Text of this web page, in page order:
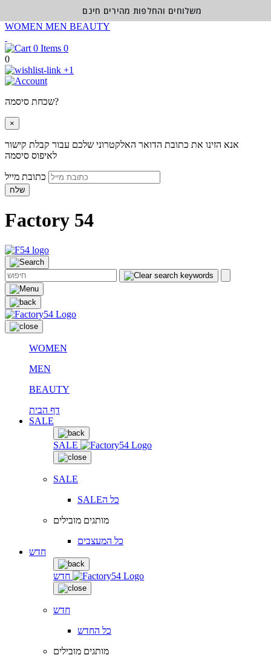
WOMEN MEN BEAUTY
0
0
+1
שכחת סיסמה?
×
אנא הזינו את כתובת הדואר האלקטרוני שלכם עבור קבלת קישור
לאיפוס סיסמה
שלח
Factory 54
WOMEN
MEN
BEAUTY
דף הבית
SALE
SALE
SALE
SALEכל ה
מותגים מובילים
כל המעצבים
חדש
חדש
חדש
כל החדש
מותגים מובילים
משלוחים והחלפות מהירים חינם